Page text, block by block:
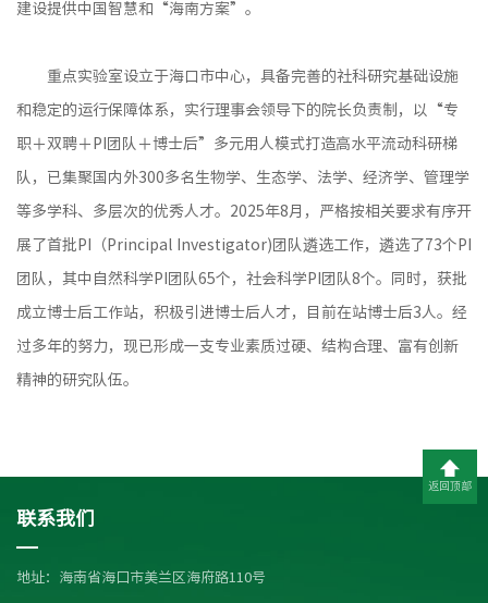
建设提供中国智慧和“海南方案”。
重点实验室设立于海口市中心，具备完善的社科研究基础设施
和稳定的运行保障体系，实行理事会领导下的院长负责制，以“专
职＋双聘＋PI团队＋博士后”多元用人模式打造高水平流动科研梯
队，已集聚国内外300多名生物学、生态学、法学、经济学、管理学
等多学科、多层次的优秀人才。2025年8月，严格按相关要求有序开
展了首批PI（Principal Investigator)团队遴选工作，遴选了73个PI
团队，其中自然科学PI团队65个，社会科学PI团队8个。同时，获批
成立博士后工作站，积极引进博士后人才，目前在站博士后3人。经
过多年的努力，现已形成一支专业素质过硬、结构合理、富有创新
精神的研究队伍。
返回顶部
联系我们
地址：海南省海口市美兰区海府路110号